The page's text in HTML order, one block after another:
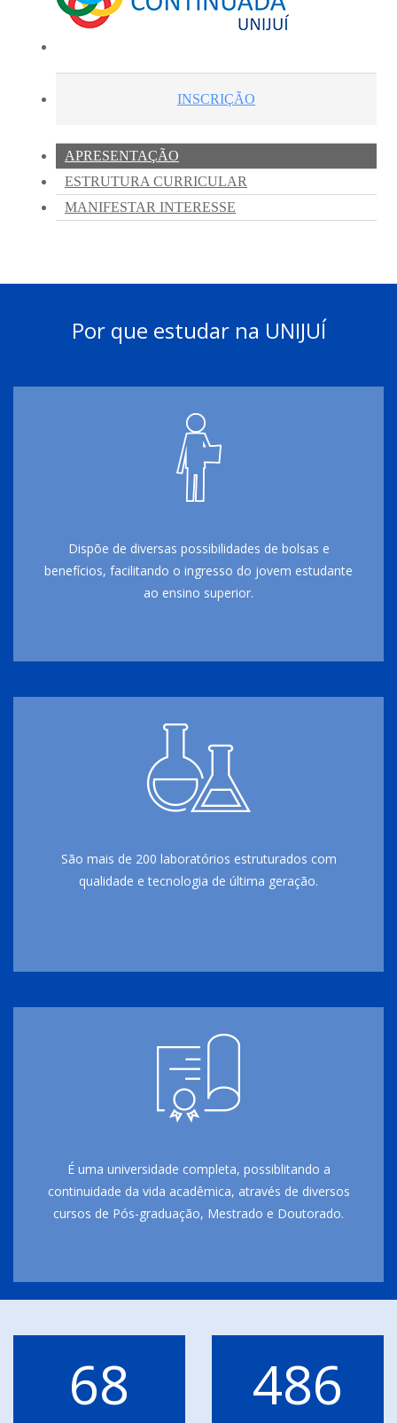
Por que estudar na UNIJUÍ
Dispõe de diversas possibilidades de bolsas e
benefícios, facilitando o ingresso do jovem estudante
ao ensino superior.
São mais de 200 laboratórios estruturados com
qualidade e tecnologia de última geração.
É uma universidade completa, possiblitando a
continuidade da vida acadêmica, através de diversos
cursos de Pós-graduação, Mestrado e Doutorado.
68 486